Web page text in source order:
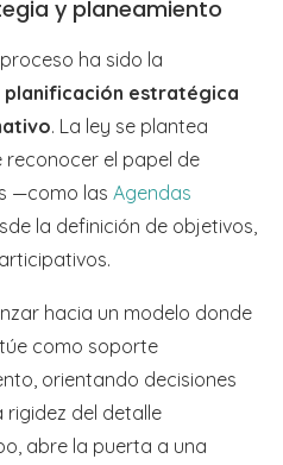
y planeamiento
ha sido la
estratégica
. La ley se plantea
el papel de
—como las Agendas
la definición de objetivos,
hacia un modelo donde
como soporte
orientando decisiones
del detalle
abre la puerta a una